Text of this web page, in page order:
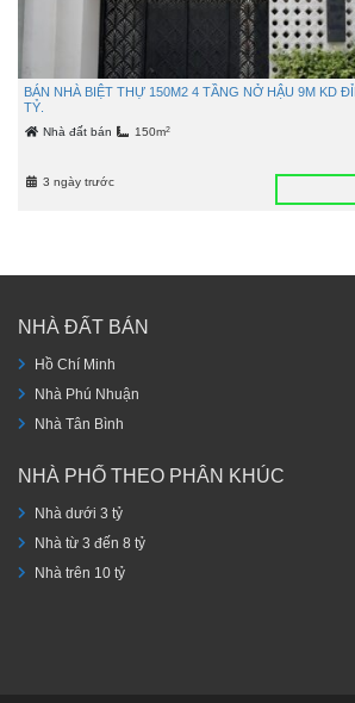
BÁN NHÀ BIỆT THỰ 150M2 4 TẦNG NỞ HẬU 9M KD
TỶ.
Nhà đất bán 150m2
3 ngày trước
NHÀ ĐẤT BÁN
Hồ Chí Minh
Nhà Phú Nhuận
Nhà Tân Bình
NHÀ PHỐ THEO PHÂN KHÚC
Nhà dưới 3 tỷ
Nhà từ 3 đến 8 tỷ
Nhà trên 10 tỷ